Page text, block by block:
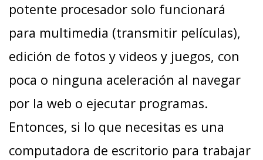
potente procesador solo funcionará
para multimedia (transmitir películas),
edición de fotos y videos y juegos, con
poca o ninguna aceleración al navegar
por la web o ejecutar programas.
Entonces, si lo que necesitas es una
computadora de escritorio para trabajar